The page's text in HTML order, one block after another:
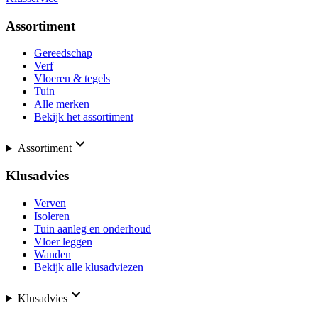
Assortiment
Gereedschap
Verf
Vloeren & tegels
Tuin
Alle merken
Bekijk het assortiment
Assortiment
Klusadvies
Verven
Isoleren
Tuin aanleg en onderhoud
Vloer leggen
Wanden
Bekijk alle klusadviezen
Klusadvies